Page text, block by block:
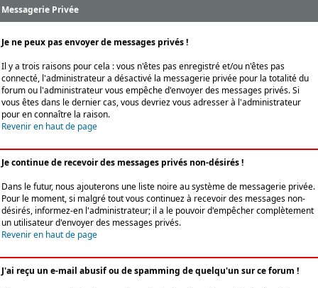
Messagerie Privée
Je ne peux pas envoyer de messages privés !
Il y a trois raisons pour cela : vous n'êtes pas enregistré et/ou n'êtes pas
connecté, l'administrateur a désactivé la messagerie privée pour la totalité du
forum ou l'administrateur vous empêche d'envoyer des messages privés. Si
vous êtes dans le dernier cas, vous devriez vous adresser à l'administrateur
pour en connaître la raison.
Revenir en haut de page
Je continue de recevoir des messages privés non-désirés !
Dans le futur, nous ajouterons une liste noire au système de messagerie privée.
Pour le moment, si malgré tout vous continuez à recevoir des messages non-
désirés, informez-en l'administrateur; il a le pouvoir d'empêcher complètement
un utilisateur d'envoyer des messages privés.
Revenir en haut de page
J'ai reçu un e-mail abusif ou de spamming de quelqu'un sur ce forum !